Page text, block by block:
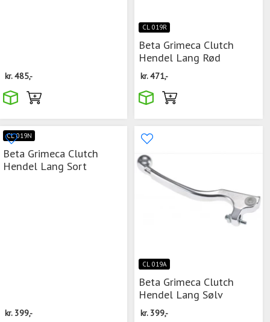
kr.485,-
CL 019R
Beta Grimeca Clutch
Hendel Lang Rød
kr.471,-
CL 019N
Beta Grimeca Clutch
Hendel Lang Sort
kr. 399,-
CL 019A
Beta Grimeca Clutch
Hendel Lang Sølv
kr. 399,-